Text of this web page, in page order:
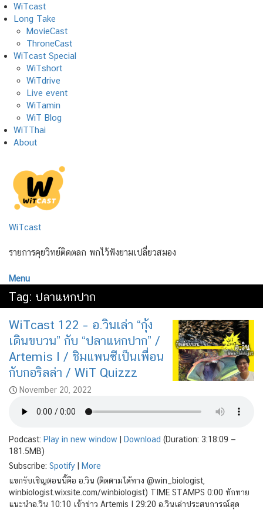
Skip
to
content
WiTcast
Long Take
MovieCast
ThroneCast
WiTcast Special
WiTshort
WiTdrive
Live event
WiTamin
WiT Blog
WiTThai
About
WiTcast
รายการคุยวิทย์ติดตลก พกไว้ฟังยามเปลี่ยวสมอง
Menu
Tag: ปลาแหกปาก
WiTcast 122 – อ.วินเล่า “กุ้ง
เดินขบวน” กับ “ปลาแหกปาก” /
Artemis I / ชิมแพนซีเป็นเพื่อน
กับกอริลล่า / WiT Quizzz
November 20, 2022
Podcast: Play in new window | Download (Duration: 3:18:09 —
181.5MB)
Subscribe: Spotify | More
แขกรับเชิญตอนนี้คือ อ.วิน (ติดตามได้ทาง @win_biologist,
winbiologist.wixsite.com/winbiologist) TIME STAMPS 0:00 ทักทาย
แนะนำอ.วิน 10:10 เข้าข่าว Artemis I 29:20 อ.วินเล่าประสบการณ์สุด